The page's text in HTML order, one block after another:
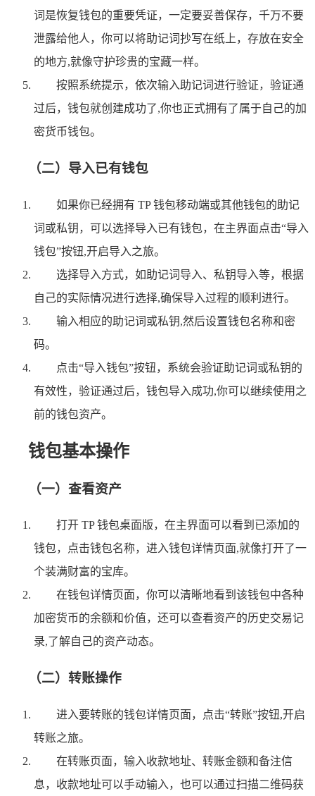
词是恢复钱包的重要凭证，一定要妥善保存，千万不要
泄露给他人，你可以将助记词抄写在纸上，存放在安全
的地方,就像守护珍贵的宝藏一样。
按照系统提示，依次输入助记词进行验证，验证通
过后，钱包就创建成功了,你也正式拥有了属于自己的加
密货币钱包。
（二）导入已有钱包
如果你已经拥有 TP 钱包移动端或其他钱包的助记
词或私钥，可以选择导入已有钱包，在主界面点击“导入
钱包”按钮,开启导入之旅。
选择导入方式，如助记词导入、私钥导入等，根据
自己的实际情况进行选择,确保导入过程的顺利进行。
输入相应的助记词或私钥,然后设置钱包名称和密
码。
点击“导入钱包”按钮，系统会验证助记词或私钥的
有效性，验证通过后，钱包导入成功,你可以继续使用之
前的钱包资产。
钱包基本操作
（一）查看资产
打开 TP 钱包桌面版，在主界面可以看到已添加的
钱包，点击钱包名称，进入钱包详情页面,就像打开了一
个装满财富的宝库。
在钱包详情页面，你可以清晰地看到该钱包中各种
加密货币的余额和价值，还可以查看资产的历史交易记
录,了解自己的资产动态。
（二）转账操作
进入要转账的钱包详情页面，点击“转账”按钮,开启
转账之旅。
在转账页面，输入收款地址、转账金额和备注信
息，收款地址可以手动输入，也可以通过扫描二维码获